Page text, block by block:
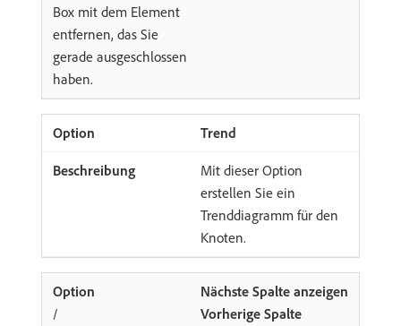
Box mit dem Element
entfernen, das Sie
gerade ausgeschlossen
haben.
Trend
Mit dieser Option
erstellen Sie ein
Trenddiagramm für den
Knoten.
Nächste Spalte anzeigen
/
Vorherige Spalte